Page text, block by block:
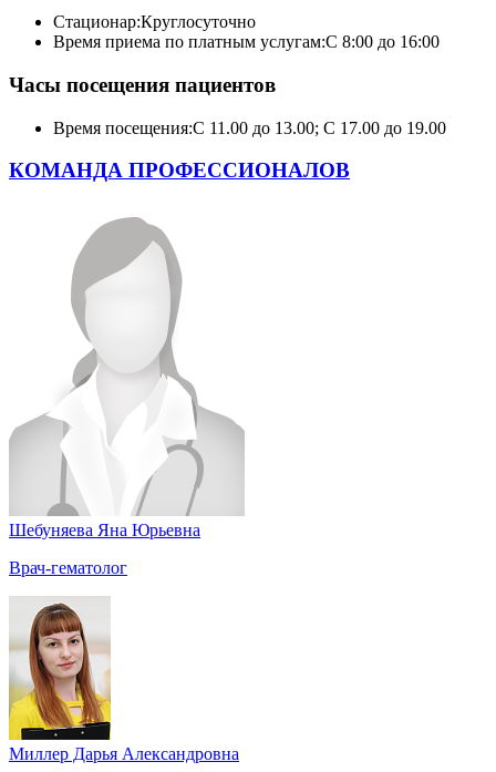
Стационар:Круглосуточно
Время приема по платным услугам:С 8:00 до 16:00
Часы посещения пациентов
Время посещения:С 11.00 до 13.00; С 17.00 до 19.00
КОМАНДА ПРОФЕССИОНАЛОВ
Шебуняева Яна Юрьевна
Врач-гематолог
Миллер Дарья Александровна